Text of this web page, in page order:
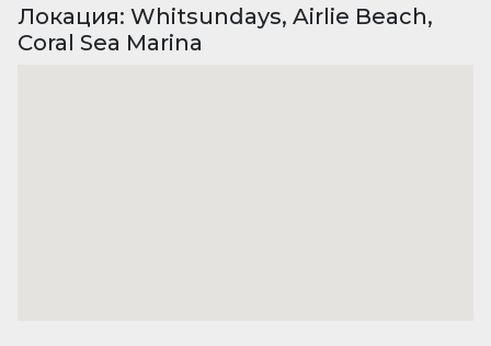
Локация: Whitsundays, Airlie Beach,
Coral Sea Marina